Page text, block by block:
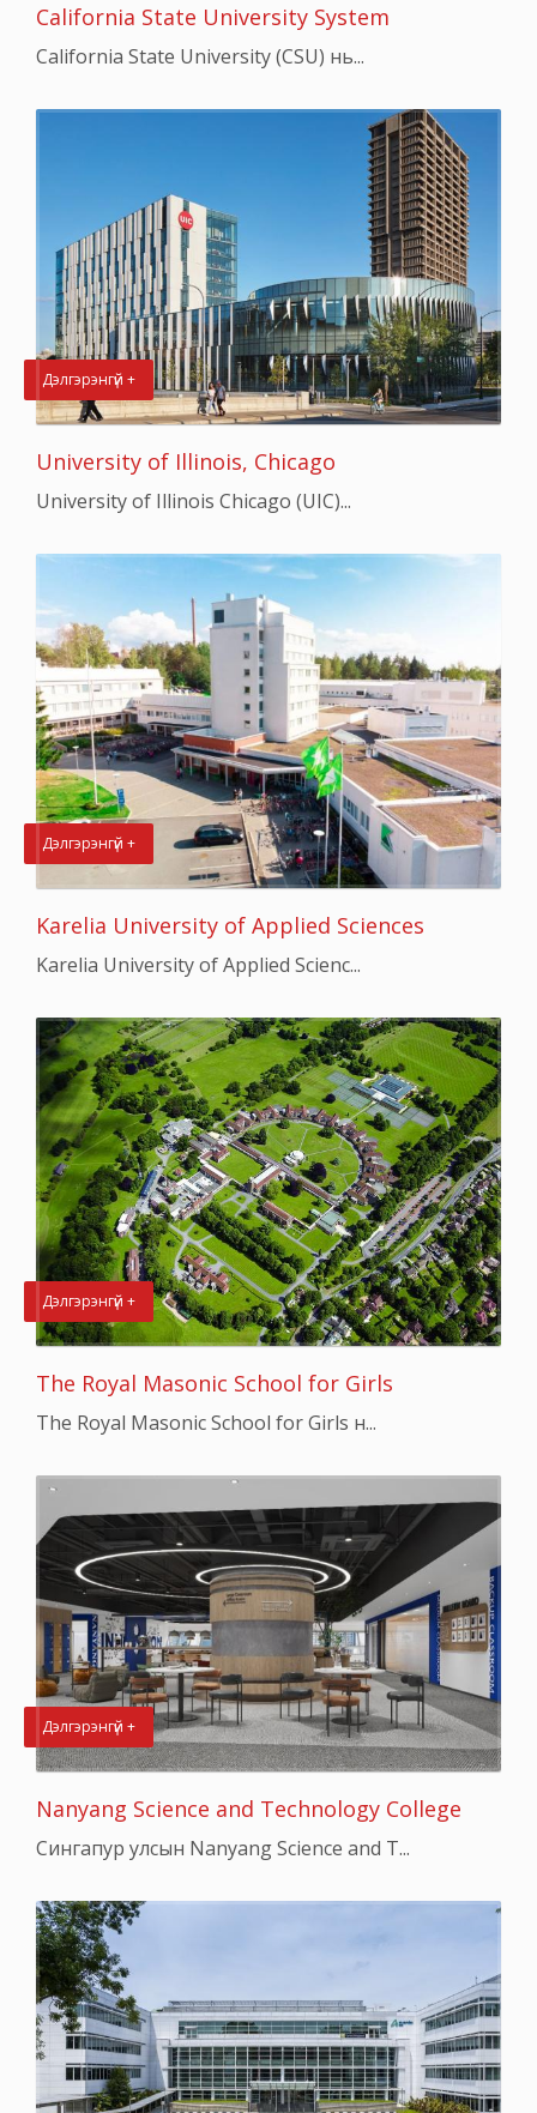
California State University System
California State University (CSU) нь...
Дэлгэрэнгүй +
University of Illinois, Chicago
University of Illinois Chicago (UIC)...
Дэлгэрэнгүй +
Karelia University of Applied Sciences
Karelia University of Applied Scienc...
Дэлгэрэнгүй +
The Royal Masonic School for Girls
The Royal Masonic School for Girls н...
Дэлгэрэнгүй +
Nanyang Science and Technology College
Сингапур улсын Nanyang Science and T...